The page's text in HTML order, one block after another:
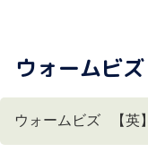
ウォームビズ
ウォームビズ 【英